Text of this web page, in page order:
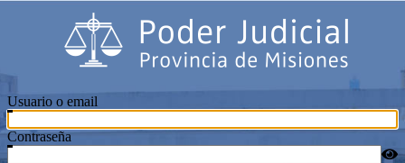
Usuario o email
Contraseña